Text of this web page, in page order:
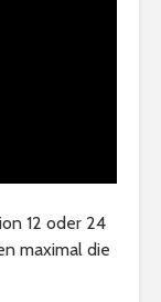
12 oder 24
maximal die